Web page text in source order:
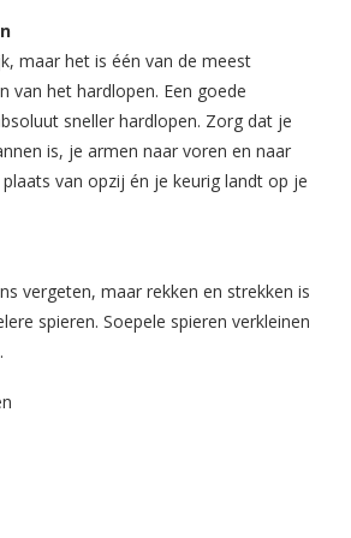
maar het is één van de meest
van het hardlopen. Een goede
sneller hardlopen. Zorg dat je
is, je armen naar voren en naar
van opzij én je keurig landt op je
vergeten, maar rekken en strekken is
spieren. Soepele spieren verkleinen